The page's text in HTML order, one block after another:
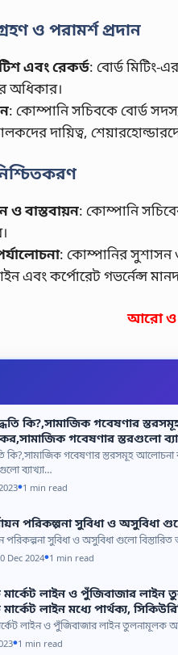
ও পরামর্শ প্রদান
এবং রেকর্ড: বোর্ড মিটিং-
অধিকার।
: কোম্পানি সচিবকে বোর্ড
দায়িত্ব,
ও বাস্তবায়ন: কোম্পানি
: কোম্পানির সুশাসন
এবং কর্পোরেট গভর্নেন্স
আরো ও
কি?,সামাজিক গবেষণার
গবেষণার স্তরগুলো
কি?,সামাজিক গবেষণার স্তরসমূহ
ব্যাখ্যা…
●1 min read
পরিকল্পনা সুবিধা ও অসুবিধা
পরিকল্পনা সুবিধা ও অসুবিধা গুলো
Dec 2024●1 min read
মার্কেট লাইন ও পুঁজিবাজার
মার্কেট লাইন মধ্যে পার্থক্য,
লাইন ও পুঁজিবাজার লাইন তুলনামূলক
●1 min read